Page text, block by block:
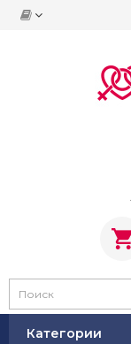
Категории